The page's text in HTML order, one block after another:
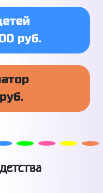
руб.